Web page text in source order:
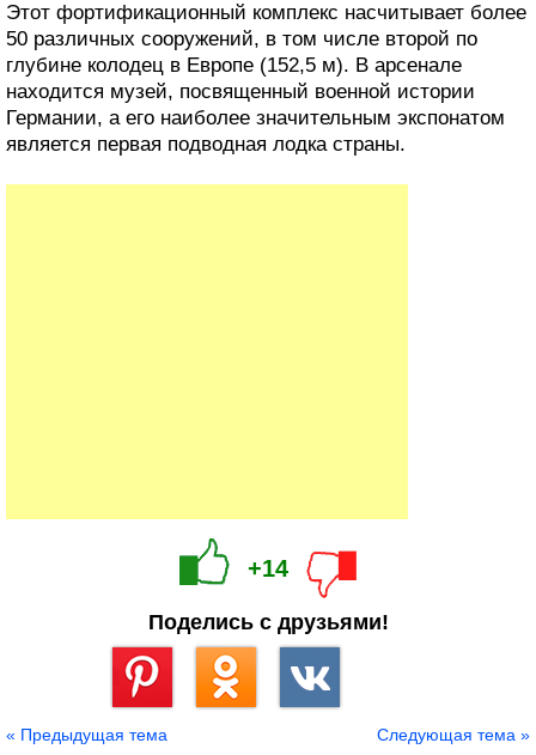
Этот фортификационный комплекс насчитывает более
50 различных сооружений, в том числе второй по
глубине колодец в Европе (152,5 м). В арсенале
находится музей, посвященный военной истории
Германии, а его наиболее значительным экспонатом
является первая подводная лодка страны.
+14
Поделись с друзьями!
« Предыдущая тема Следующая тема »